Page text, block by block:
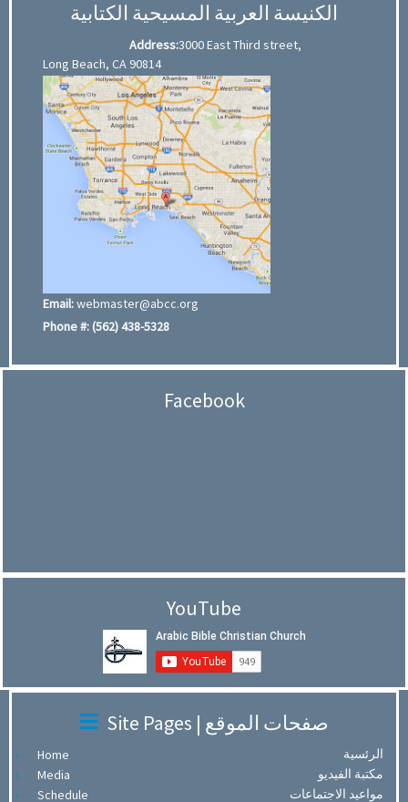
الكنيسة العربية المسيحية الكتابية
Address:3000 East Third street,
Long Beach, CA 90814
Email:webmaster@abcc.org
Phone #:(562) 438-5328
Facebook
YouTube
Site Pages | صفحات الموقع
Home
الرئسية
Media
مكتبة الفيديو
Schedule
مواعيد الاجتماعات